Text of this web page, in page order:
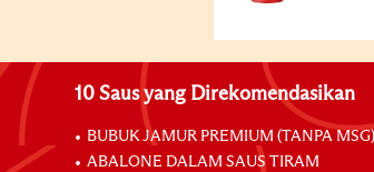
10 Saus yang Direkomendasikan
BUBUK JAMUR PREMIUM (TANPA MSG)
ABALONE DALAM SAUS TIRAM